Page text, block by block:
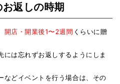
返しの時期
開店・開業後1〜2週間 くらいに贈
は忘れずお返しするようにしま
などイベントを行う場合は、その